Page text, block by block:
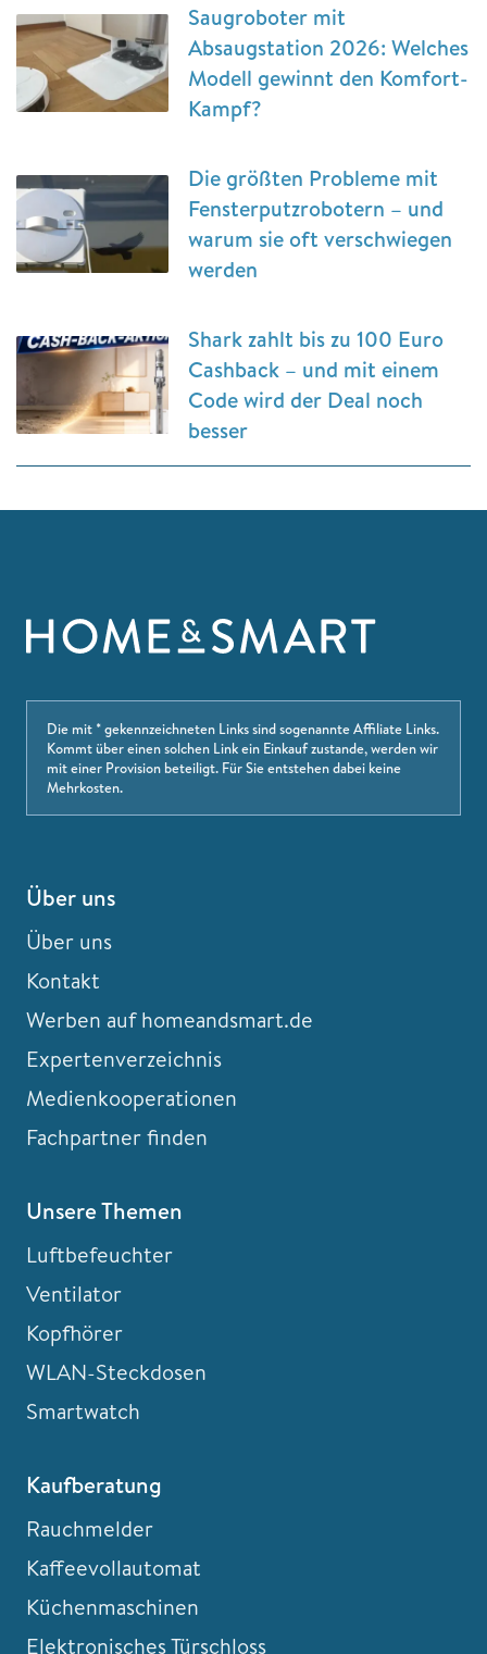
Saugroboter mit
Absaugstation 2026: Welches
Modell gewinnt den Komfort-
Kampf?
Die größten Probleme mit
Fensterputzrobotern – und
warum sie oft verschwiegen
werden
Shark zahlt bis zu 100 Euro
Cashback – und mit einem
Code wird der Deal noch
besser
Die mit * gekennzeichneten Links sind sogenannte Affiliate Links.
Kommt über einen solchen Link ein Einkauf zustande, werden wir
mit einer Provision beteiligt. Für Sie entstehen dabei keine
Mehrkosten.
Über uns
Über uns
Kontakt
Werben auf homeandsmart.de
Expertenverzeichnis
Medienkooperationen
Fachpartner finden
Unsere Themen
Luftbefeuchter
Ventilator
Kopfhörer
WLAN-Steckdosen
Smartwatch
Kaufberatung
Rauchmelder
Kaffeevollautomat
Küchenmaschinen
Elektronisches Türschloss